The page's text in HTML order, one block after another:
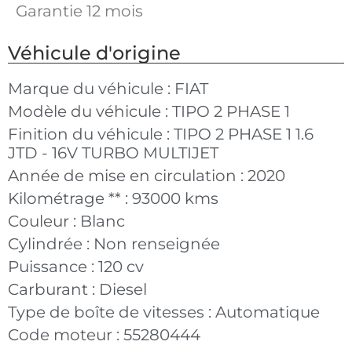
Garantie 12 mois
Véhicule d'origine
Marque du véhicule : FIAT
Modèle du véhicule : TIPO 2 PHASE 1
Finition du véhicule : TIPO 2 PHASE 1 1.6
JTD - 16V TURBO MULTIJET
Année de mise en circulation : 2020
Kilométrage ** : 93000 kms
Couleur : Blanc
Cylindrée : Non renseignée
Puissance : 120 cv
Carburant : Diesel
Type de boîte de vitesses : Automatique
Code moteur : 55280444